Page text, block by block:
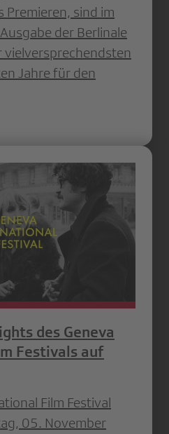
Premieren, sind im
der Berlinale
vielversprechendsten
Jahre für den
des Geneva
Festivals auf
Film Festival
05. November